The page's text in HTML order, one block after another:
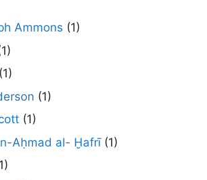
Ammons (1)
(1)
(1)
(1)
Aḥmad al- Ḫafrī(1)